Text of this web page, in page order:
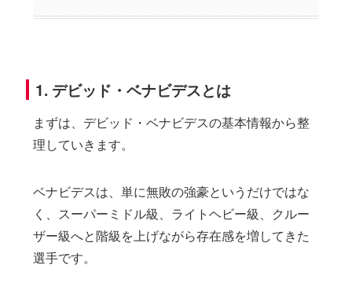
1. デビッド・ベナビデスとは
まずは、デビッド・ベナビデスの基本情報から整
理していきます。
ベナビデスは、単に無敗の強豪というだけではな
く、スーパーミドル級、ライトヘビー級、クルー
ザー級へと階級を上げながら存在感を増してきた
選手です。